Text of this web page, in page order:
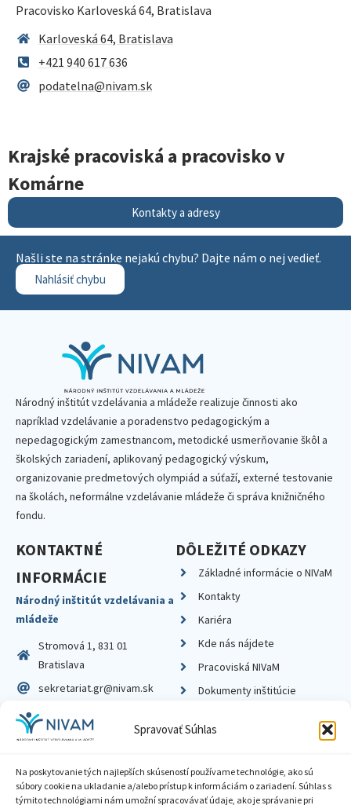
Spravovať Súhlas
Na poskytovanie tých najlepších skúseností používame technológie, ako sú
súbory cookie na ukladanie a/alebo prístup k informáciám o zariadení. Súhlas s
týmito technológiami nám umožní spracovávať údaje, ako je správanie pri
Pracovisko Karloveská 64, Bratislava
Karloveská 64, Bratislava
+421 940 617 636
podatelna@nivam.sk
Krajské pracoviská a pracovisko v
Komárne
Kontakty a adresy
Našli ste na stránke nejakú chybu? Dajte nám o nej vedieť.
Nahlásiť chybu
Národný inštitút vzdelávania a mládeže realizuje činnosti ako
napríklad vzdelávanie a poradenstvo pedagogickým a
nepedagogickým zamestnancom, metodické usmerňovanie škôl a
školských zariadení, aplikovaný pedagogický výskum,
organizovanie predmetových olympiád a súťaží, externé testovanie
na školách, neformálne vzdelávanie mládeže či správa knižničného
fondu.
KONTAKTNÉ
INFORMÁCIE
Národný inštitút vzdelávania a
mládeže
Stromová 1, 831 01
Bratislava
sekretariat.gr@nivam.sk
IČO: 00164348
DIČ: 2020798714
DÔLEŽITÉ ODKAZY
Základné informácie o NIVaM
Kontakty
Kariéra
Kde nás nájdete
Pracoviská NIVaM
Dokumenty inštitúcie